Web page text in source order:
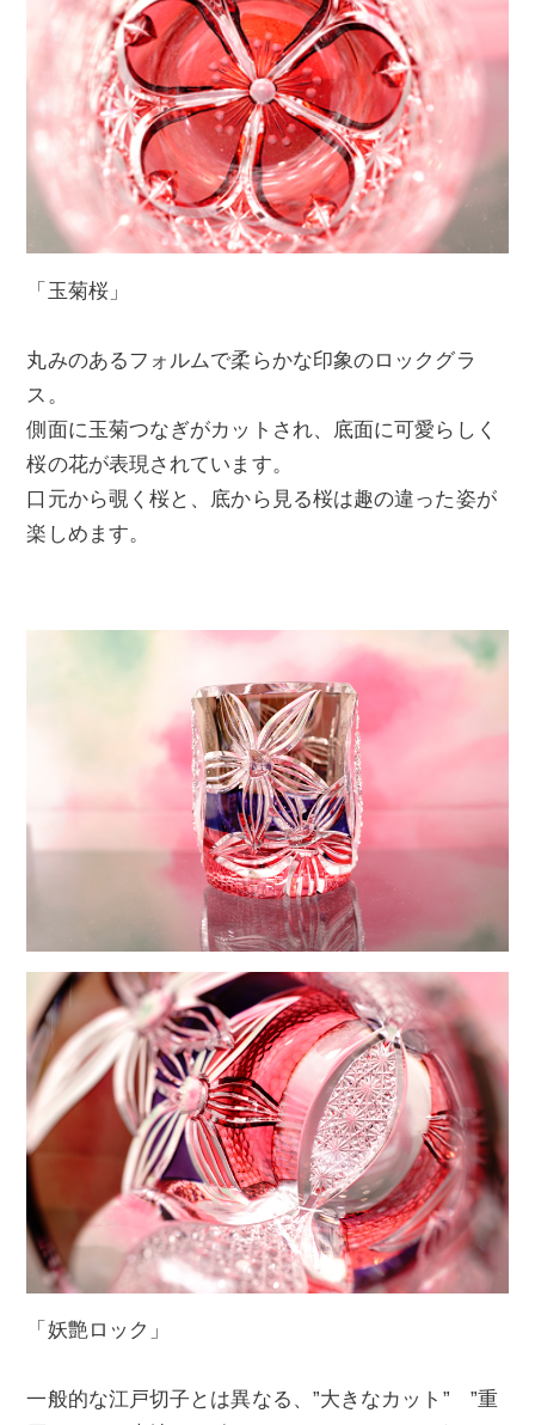
「玉菊桜」
丸みのあるフォルムで柔らかな印象のロックグラ
ス。
側面に玉菊つなぎがカットされ、底面に可愛らしく
桜の花が表現されています。
口元から覗く桜と、底から見る桜は趣の違った姿が
楽しめます。
「妖艶ロック」
一般的な江戸切子とは異なる、”大きなカット” ”重